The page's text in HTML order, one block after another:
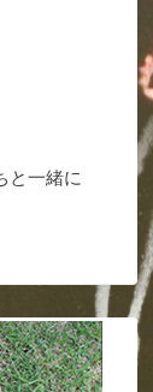
と一緒に